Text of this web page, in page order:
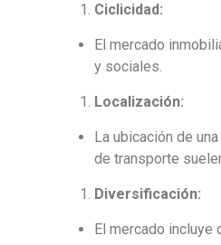
Ciclicidad:
El mercado
y sociales.
Localización:
La ubicación de
de transporte
Diversificación:
El mercado